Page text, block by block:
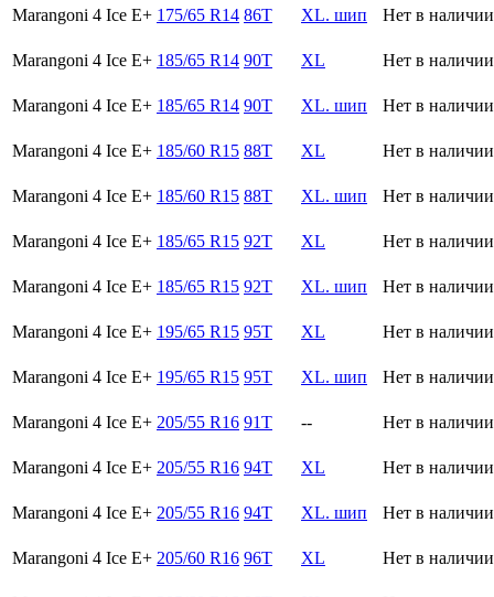
Marangoni 4 Ice E+ 175/65 R14 86T XL. шип Нет в наличии
Marangoni 4 Ice E+ 185/65 R14 90T XL Нет в наличии
Marangoni 4 Ice E+ 185/65 R14 90T XL. шип Нет в наличии
Marangoni 4 Ice E+ 185/60 R15 88T XL Нет в наличии
Marangoni 4 Ice E+ 185/60 R15 88T XL. шип Нет в наличии
Marangoni 4 Ice E+ 185/65 R15 92T XL Нет в наличии
Marangoni 4 Ice E+ 185/65 R15 92T XL. шип Нет в наличии
Marangoni 4 Ice E+ 195/65 R15 95T XL Нет в наличии
Marangoni 4 Ice E+ 195/65 R15 95T XL. шип Нет в наличии
Marangoni 4 Ice E+ 205/55 R16 91T -- Нет в наличии
Marangoni 4 Ice E+ 205/55 R16 94T XL Нет в наличии
Marangoni 4 Ice E+ 205/55 R16 94T XL. шип Нет в наличии
Marangoni 4 Ice E+ 205/60 R16 96T XL Нет в наличии